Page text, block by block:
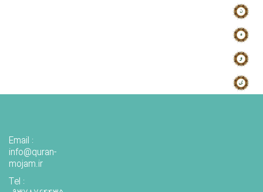
Email :
info@quran-
mojam.ir
Tel :